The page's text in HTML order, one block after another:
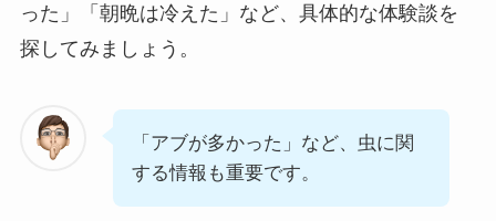
った」「朝晩は冷えた」など、具体的な体験談を
探してみましょう。
「アブが多かった」など、虫に関
する情報も重要です。